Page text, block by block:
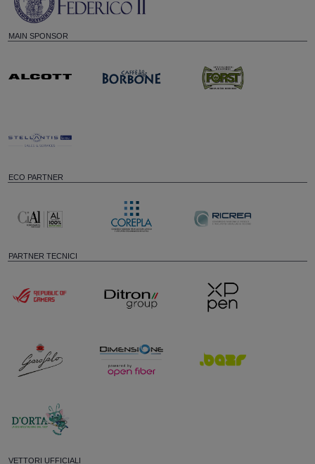
MAIN SPONSOR
ECO PARTNER
PARTNER TECNICI
VETTORI UFFICIALI